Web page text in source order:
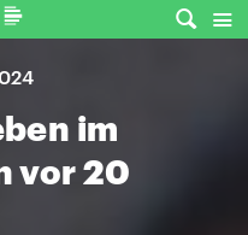
im
vor 20